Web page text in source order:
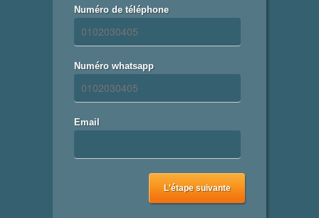
Numéro de téléphone
Numéro whatsapp
Email
L'étape suivante